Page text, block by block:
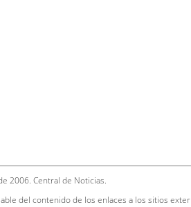
2006. Central de Noticias.
del contenido de los enlaces a los sitios